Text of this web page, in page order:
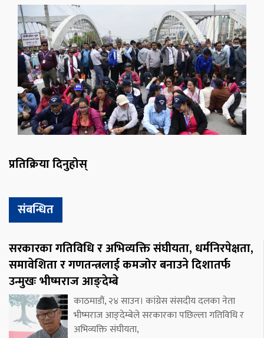
प्रतिक्रिया दिनुहोस्
संबन्धित
सरकारका गतिविधि र अभिव्यक्ति संघीयता, धर्मनिरपेक्षता,
समावेशिता र गणतन्त्रलाई कमजोर बनाउने दिशातर्फ
उन्मुखः भीष्मराज आङ्देम्बे
काठमाडौं, २४ साउन। कांग्रेस संसदीय दलका नेता
भीष्मराज आङ्देम्बेले सरकारका पछिल्ला गतिविधि र
अभिव्यक्ति संघीयता,